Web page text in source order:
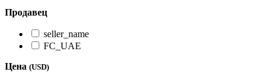
Продавец
seller_name
FC_UAE
Цена (USD)